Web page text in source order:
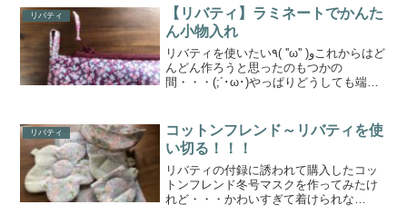
ただ棚に並べて眺めているだけ…という
ことも少なくありません。こ...
リバティ
【リバティ】ラミネートでかんた
ん小物入れ
リバティを使いたい٩( ''ω'' )وこれからはど
んどん作ろうと思ったのもつかの
間・・・(;´･ω･)やっぱりどうしても端布
るだけそしてそれをまたどうしようか悩
む日々...
リバティ
コットンフレンド～リバティを使
い切る！！！
リバティの付録に誘われて購入したコッ
トンフレンド冬号マスクを作ってみたけ
れど・・・かわいすぎて着けられな